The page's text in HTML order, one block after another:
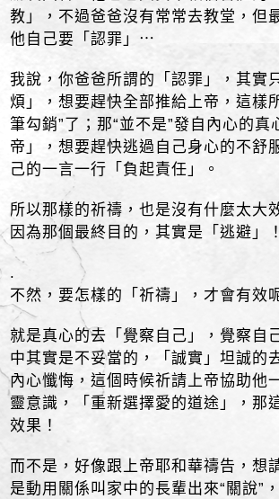
教」，不過爸爸沒有常常去教堂，但
他自己要「認罪」⋯
我說，你爸爸所謂的「認罪」，其實
煩」，想要趕快全部推給上帝，這樣
筆勾銷”了；那“並不是”發自內心的
帝」，想要趕快逃過自己身心的不
己的一言一行「負起責任」。
所以那樣的祈禱，也是沒有什麼太大
因為那個最終目的，其實是「逃避」
.
不然，要怎樣的「祈禱」，才會有效
就是真心的去「覺察自己」，覺察自
中其實是不妥當的，「誠實」坦誠的
內心懺悔，這個時候祈請上帝協助他
靈意識，「重新選擇愛的道途」，那
效果！
而不是，好像跟上帝耶和華禱告，想
是動用關係叫家中的長輩出來“關說”